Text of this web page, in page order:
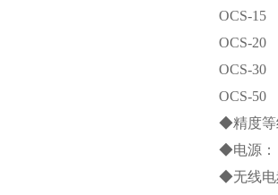
OCS-15
OCS-20
OCS-30
OCS-50
◆精度等
◆电源：
◆无线电